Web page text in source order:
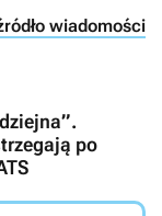
wiadomości
po